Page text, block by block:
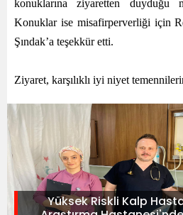
konuklarına ziyaretten duyduğu
Konuklar ise misafirperverliği için
Şındak’a teşekkür etti.
Ziyaret, karşılıklı iyi niyet
Yüksek Riskli Kalp